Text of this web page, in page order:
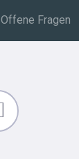
Offene Fragen